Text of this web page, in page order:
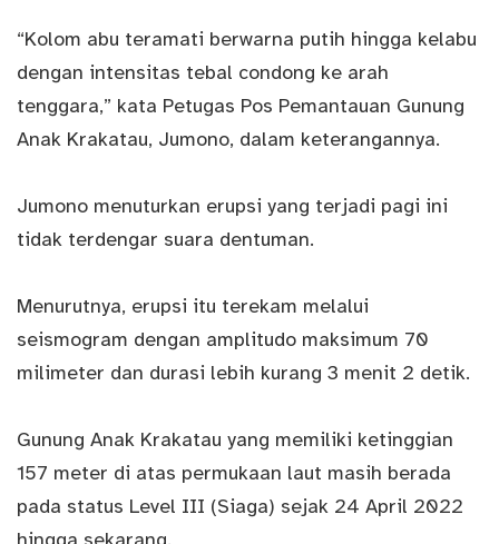
“Kolom abu teramati berwarna putih hingga kelabu
dengan intensitas tebal condong ke arah
tenggara,” kata Petugas Pos Pemantauan Gunung
Anak Krakatau, Jumono, dalam keterangannya.
Jumono menuturkan erupsi yang terjadi pagi ini
tidak terdengar suara dentuman.
Menurutnya, erupsi itu terekam melalui
seismogram dengan amplitudo maksimum 70
milimeter dan durasi lebih kurang 3 menit 2 detik.
Gunung Anak Krakatau yang memiliki ketinggian
157 meter di atas permukaan laut masih berada
pada status Level III (Siaga) sejak 24 April 2022